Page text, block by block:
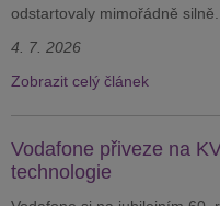
odstartovaly mimořádně
4. 7. 2026
Zobrazit celý článek
Vodafone přiveze na
technologie